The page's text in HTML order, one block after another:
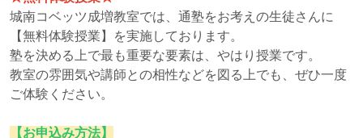
城南コベッツ成増教室では、通塾をお考えの生徒さんに
【無料体験授業】を実施しております。
塾を決める上で最も重要な要素は、やはり授業です。
教室の雰囲気や講師との相性などを図る上でも、ぜひ一度
ご体験ください。
【お申込み方法】